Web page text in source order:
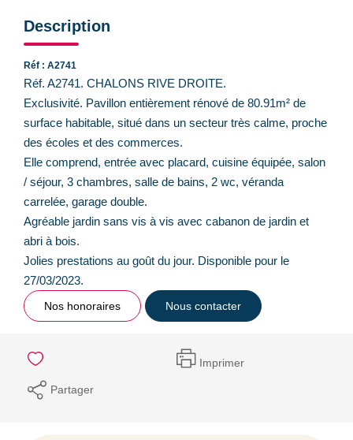
Description
Réf : A2741
Réf. A2741. CHALONS RIVE DROITE.
Exclusivité. Pavillon entièrement rénové de 80.91m² de
surface habitable, situé dans un secteur très calme, proche
des écoles et des commerces.
Elle comprend, entrée avec placard, cuisine équipée, salon
/ séjour, 3 chambres, salle de bains, 2 wc, véranda
carrelée, garage double.
Agréable jardin sans vis à vis avec cabanon de jardin et
abri à bois.
Jolies prestations au goût du jour. Disponible pour le
27/03/2023.
Nos honoraires Nous contacter
Imprimer
Partager